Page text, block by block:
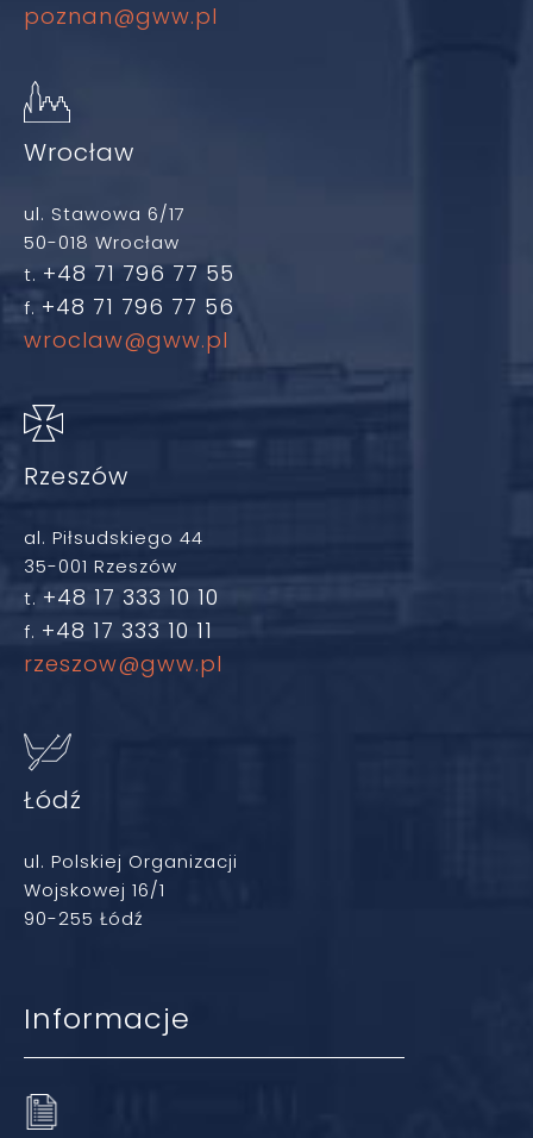
poznan@gww.pl
Wrocław
ul. Stawowa 6/17
50-018 Wrocław
t. +48 71 796 77 55
f. +48 71 796 77 56
wroclaw@gww.pl
Rzeszów
al. Piłsudskiego 44
35-001 Rzeszów
t. +48 17 333 10 10
f. +48 17 333 10 11
rzeszow@gww.pl
Łódź
ul. Polskiej Organizacji
Wojskowej 16/1
90-255 Łódź
Informacje